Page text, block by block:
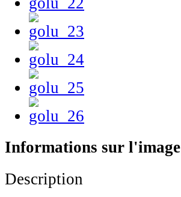
Informations sur l'image
Description